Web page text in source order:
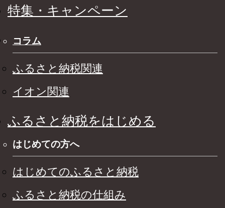
特集・キャンペーン
コラム
ふるさと納税関連
イオン関連
ふるさと納税をはじめる
はじめての方へ
はじめてのふるさと納税
ふるさと納税の仕組み